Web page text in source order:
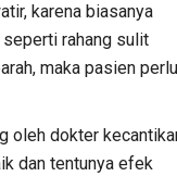
karena biasanya
rahang sulit
maka pasien perlu
oleh dokter
dan tentunya efek